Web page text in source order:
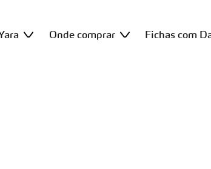
Onde comprar Fichas com